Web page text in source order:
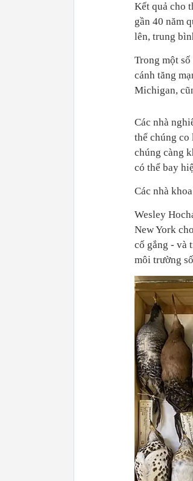
Kết quả cho
gần 40 năm
lên, trung
Trong một
cánh tăng
Michigan,
Các nhà
thể chúng co
chúng càng
có thể bay
Các nhà
Wesley
New York
cố gắng - và
môi trường